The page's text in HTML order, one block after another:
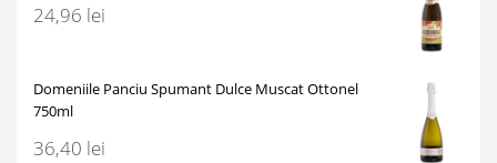
24,96 lei
Domeniile Panciu Spumant Dulce Muscat Ottonel
750ml
36,40 lei